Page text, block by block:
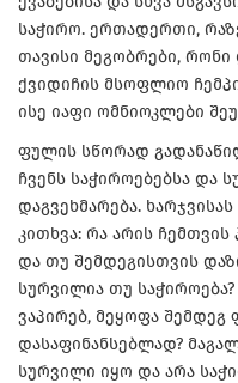
საჭირო. ერთადერთი,
თავისი მეგობრები,
ქვიდიჩის მსოფლიო
ისე იაფი ომნიოკლები
ფულის სწორად
ჩვენს საჭიროებებსა და
დაგვეხმარება.
კითხვა: რა არის
და თუ შემდეგისთვის
სურვილია თუ
ვაპირებ, მეყოფა შემდეგ
დასაფინანსებლად?
სურვილი იყო და არა